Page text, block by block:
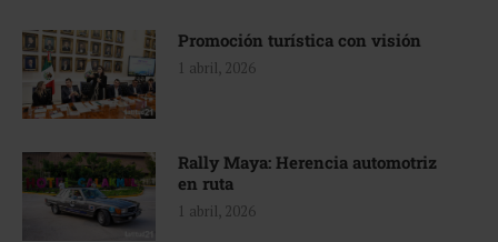
Promoción turística con visión
1 abril, 2026
Rally Maya: Herencia automotriz
en ruta
1 abril, 2026